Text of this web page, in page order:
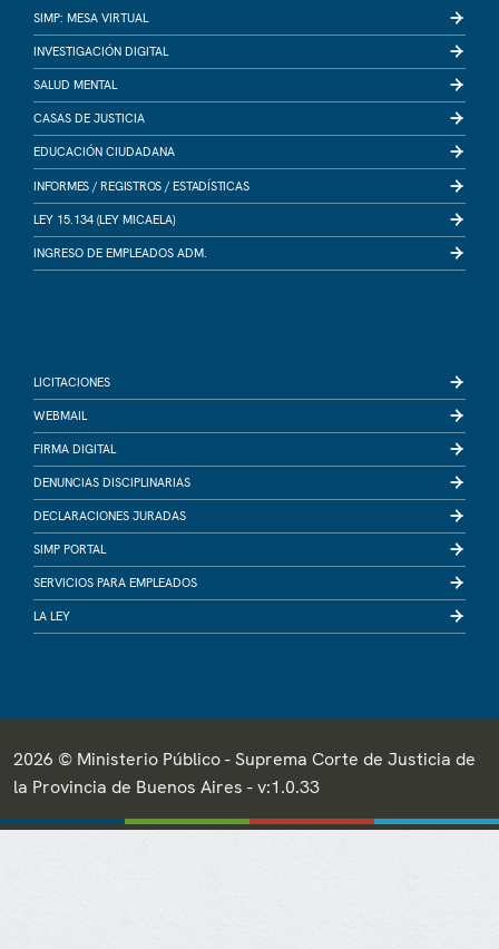
SIMP: MESA VIRTUAL
INVESTIGACIÓN DIGITAL
SALUD MENTAL
CASAS DE JUSTICIA
EDUCACIÓN CIUDADANA
INFORMES / REGISTROS / ESTADÍSTICAS
LEY 15.134 (LEY MICAELA)
INGRESO DE EMPLEADOS ADM.
LICITACIONES
WEBMAIL
FIRMA DIGITAL
DENUNCIAS DISCIPLINARIAS
DECLARACIONES JURADAS
SIMP PORTAL
SERVICIOS PARA EMPLEADOS
LA LEY
2026 © Ministerio Público - Suprema Corte de Justicia de
la Provincia de Buenos Aires - v:1.0.33